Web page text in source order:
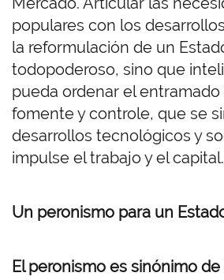
populares con los
la reformulación de un
todopoderoso, sino que
pueda ordenar el
fomente y controle, que se
desarrollos tecnológicos y
impulse el trabajo y el capital.
Un peronismo para un
El peronismo es sinónimo